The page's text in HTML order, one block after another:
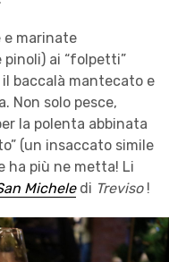
e marinate
ai “folpetti”
baccalà mantecato e
Non solo pesce,
la polenta abbinata
(un insaccato simile
ha più ne metta! Li
Micheledi Treviso !